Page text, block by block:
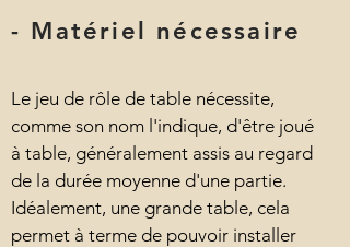
- Matériel nécessaire
Le jeu de rôle de table nécessite,
comme son nom l'indique, d'être joué
à table, généralement assis au regard
de la durée moyenne d'une partie.
Idéalement, une grande table, cela
permet à terme de pouvoir installer